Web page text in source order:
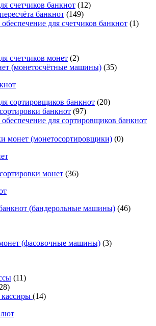
счетчиков банкнот (12)
банкнот (149)
для счетчиков банкнот (1)
счетчиков монет (2)
(монетосчётные машины) (35)
сортировщиков банкнот (20)
банкнот (97)
для сортировщиков банкнот
монет (монетосортировщики) (0)
монет (36)
(бандерольные машины) (46)
(фасовочные машины) (3)
(11)
(14)